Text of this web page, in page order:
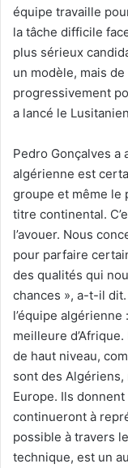
équipe travaille
la tâche difficile
plus sérieux
un modèle, mais
progressivement
a lancé le
Pedro Gonçalves a
algérienne est
groupe et même le
titre continental.
l’avouer. Nous
pour parfaire
des qualités qui
chances », a-t-il
l’équipe algérienne
meilleure
de haut niveau,
sont des Algériens,
Europe. Ils donnent
continueront à
possible à travers
technique, est un